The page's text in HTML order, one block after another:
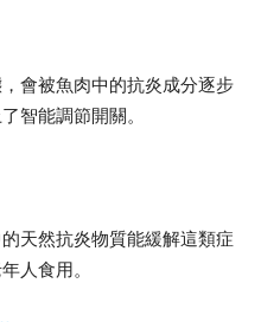
會被魚肉中的抗炎成分逐步
智能調節開關。
天然抗炎物質能緩解這類症
人食用。